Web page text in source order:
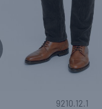
9210.12.1